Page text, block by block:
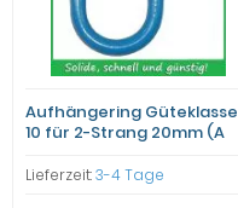
Aufhängering Güteklasse
10 für 2-Strang 20mm (A
Lieferzeit:3-4 Tage